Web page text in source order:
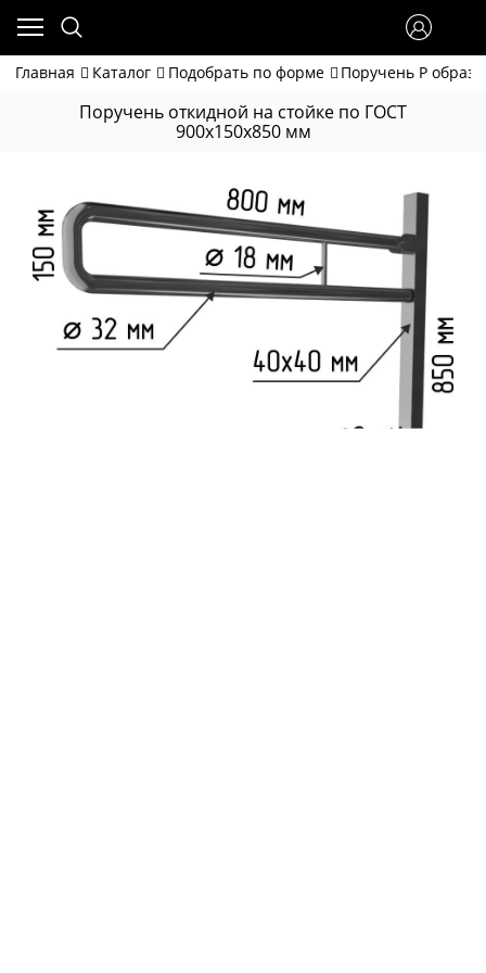
Главная Каталог Подобрать по форме Поручень Р
Поручень откидной на стойке по ГОСТ
900x150х850 мм